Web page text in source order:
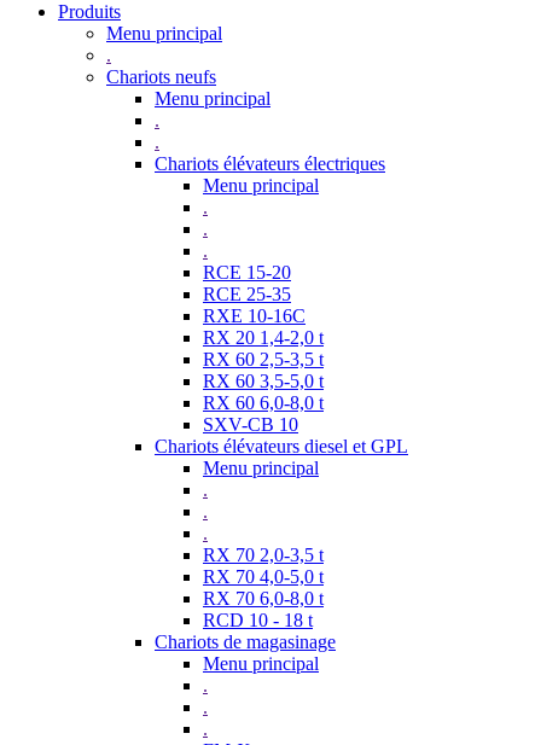
Produits
Menu principal
.
Chariots neufs
Menu principal
.
.
Chariots élévateurs électriques
Menu principal
.
.
.
RCE 15-20
RCE 25-35
RXE 10-16C
RX 20 1,4-2,0 t
RX 60 2,5-3,5 t
RX 60 3,5-5,0 t
RX 60 6,0-8,0 t
SXV-CB 10
Chariots élévateurs diesel et GPL
Menu principal
.
.
.
RX 70 2,0-3,5 t
RX 70 4,0-5,0 t
RX 70 6,0-8,0 t
RCD 10 - 18 t
Chariots de magasinage
Menu principal
.
.
.